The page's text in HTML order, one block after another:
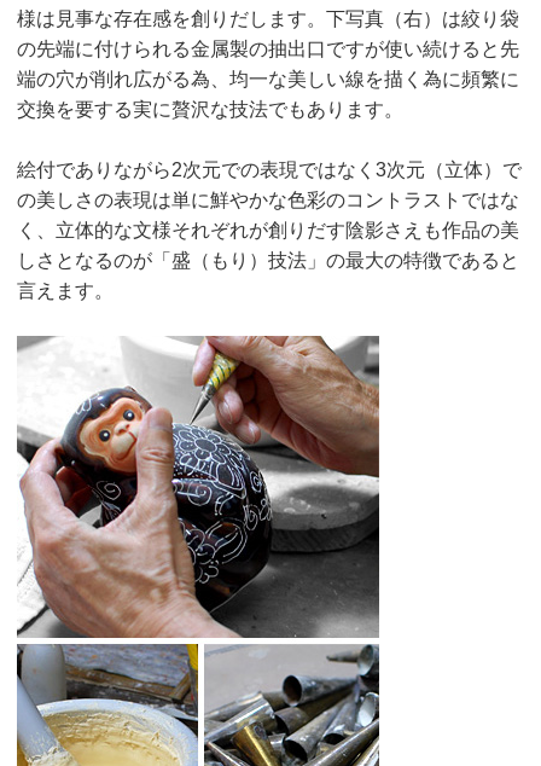
様は見事な存在感を創りだします。下写真（右）は絞り袋
の先端に付けられる金属製の抽出口ですが使い続けると先
端の穴が削れ広がる為、均一な美しい線を描く為に頻繁に
交換を要する実に贅沢な技法でもあります。
絵付でありながら2次元での表現ではなく3次元（立体）で
の美しさの表現は単に鮮やかな色彩のコントラストではな
く、立体的な文様それぞれが創りだす陰影さえも作品の美
しさとなるのが「盛（もり）技法」の最大の特徴であると
言えます。